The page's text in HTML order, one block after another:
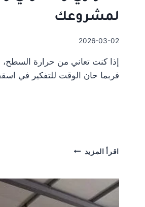
لمشروعك
2026-03-02
إذا كنت تعاني من حرارة السطح،
فربما حان الوقت للتفكير في
اقرأ المزيد اسقف
الدليل
الشامل
للعزل